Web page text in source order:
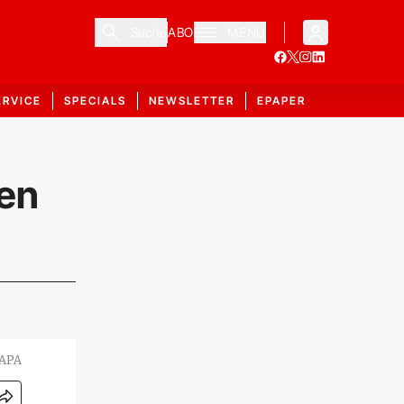
ABO
SPECIALS NEWSLETTER EPAPER